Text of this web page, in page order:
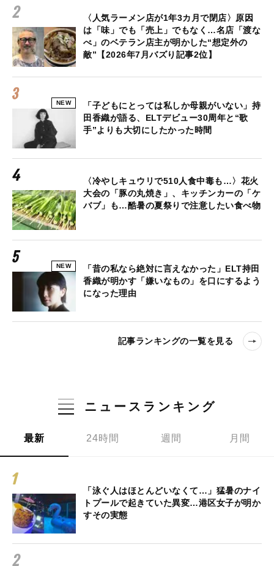
〈人気ラーメン店が1年3カ月で閉店〉原因
は「味」でも「売上」でもなく…名店「渡な
べ」のベテラン店主が明かした“想定外の
敵”【2026年7月バズり記事2位】
NEW
「子どもにとっては私しか母親がいない」持
田香織が語る、ELTデビュー30周年と“歌
手”よりも大切にしたかった時間
〈冷やしキュウリで510人食中毒も…〉花火
大会の「豚の丸焼き」、キッチンカーの「ケ
バブ」も…酷暑の夏祭りで注意したい食べ物
NEW
「昔の私なら絶対に言えなかった」ELT持田
香織が明かす「嫌いなもの」を口にするよう
になった理由
記事ランキングの一覧を見る
ニュースランキング
最新 24時間 週間 月間
「泳ぐ人はほとんどいなくて…」猛暑のナイ
トプールで起きていた異変…港区女子が明か
すその実態